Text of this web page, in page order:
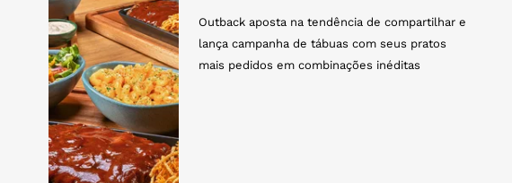
Outback aposta na tendência de compartilhar e
lança campanha de tábuas com seus pratos
mais pedidos em combinações inéditas